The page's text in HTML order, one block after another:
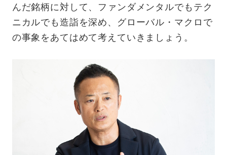
んだ銘柄に対して、ファンダメンタルでもテク
ニカルでも造詣を深め、グローバル・マクロで
の事象をあてはめて考えていきましょう 。